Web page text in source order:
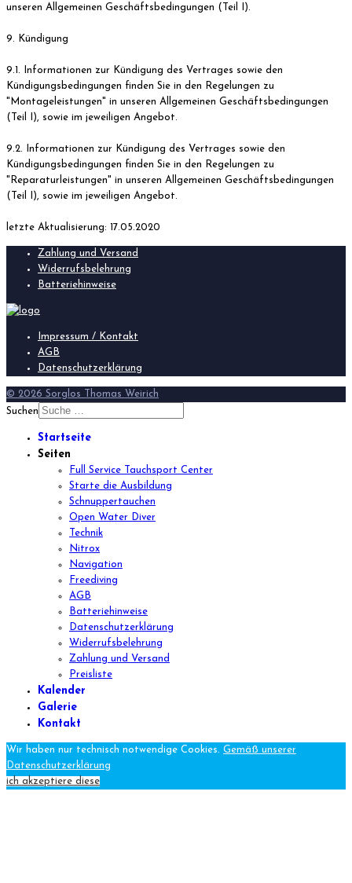
unseren Allgemeinen Geschäftsbedingungen (Teil I).
9. Kündigung
9.1. Informationen zur Kündigung des Vertrages sowie den
Kündigungsbedingungen finden Sie in den Regelungen zu
"Montageleistungen" in unseren Allgemeinen Geschäftsbedingungen
(Teil I), sowie im jeweiligen Angebot.
9.2. Informationen zur Kündigung des Vertrages sowie den
Kündigungsbedingungen finden Sie in den Regelungen zu
"Reparaturleistungen" in unseren Allgemeinen Geschäftsbedingungen
(Teil I), sowie im jeweiligen Angebot.
letzte Aktualisierung: 17.05.2020
Zahlung und Versand
Widerrufsbelehrung
Batteriehinweise
Impressum / Kontakt
AGB
Datenschutzerklärung
© 2026 Sorglos Thomas Weirich
Suchen
Startseite
Seiten
Full Service Tauchsport Center
Starte die Ausbildung
Schnuppertauchen
Open Water Diver
Technik
Nitrox
Navigation
Freediving
AGB
Batteriehinweise
Datenschutzerklärung
Widerrufsbelehrung
Zahlung und Versand
Preisliste
Kalender
Galerie
Kontakt
Wir haben nur technisch notwendige Cookies. Gemäß unserer
Datenschutzerklärung
ich akzeptiere diese